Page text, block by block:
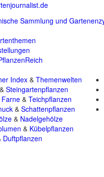
Index& Themenwelten
& Steingartenpflanzen
Farne & Teichpflanzen
& Schattenpflanzen
& Nadelgehölze
& Kübelpflanzen
Duftpflanzen